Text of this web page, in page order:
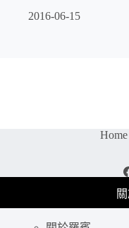
2016-06-15
Home